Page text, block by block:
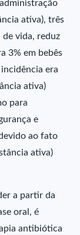
ativa), três
vida, reduz
3% em bebês
era
ativa)
para
e
ao fato
ativa)
a partir da
oral, é
antibiótica